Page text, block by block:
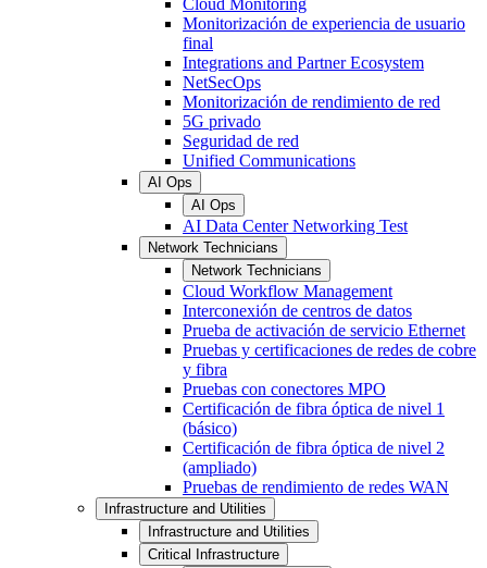
Cloud Monitoring
Monitorización de experiencia de usuario
final
Integrations and Partner Ecosystem
NetSecOps
Monitorización de rendimiento de red
5G privado
Seguridad de red
Unified Communications
AI Ops
AI Ops
AI Data Center Networking Test
Network Technicians
Network Technicians
Cloud Workflow Management
Interconexión de centros de datos
Prueba de activación de servicio Ethernet
Pruebas y certificaciones de redes de cobre
y fibra
Pruebas con conectores MPO
Certificación de fibra óptica de nivel 1
(básico)
Certificación de fibra óptica de nivel 2
(ampliado)
Pruebas de rendimiento de redes WAN
Infrastructure and Utilities
Infrastructure and Utilities
Critical Infrastructure